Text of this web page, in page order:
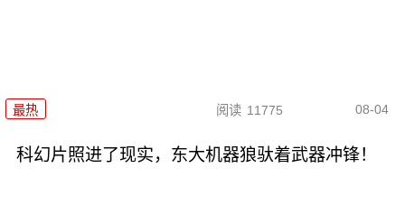
最热 阅读 11775 08-04
科幻片照进了现实，东大机器狼驮着武器冲锋！